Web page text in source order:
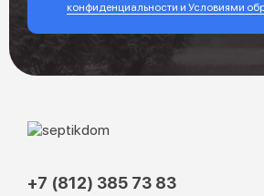
конфиденциальности и Условиями
+7 (812) 385 73 83